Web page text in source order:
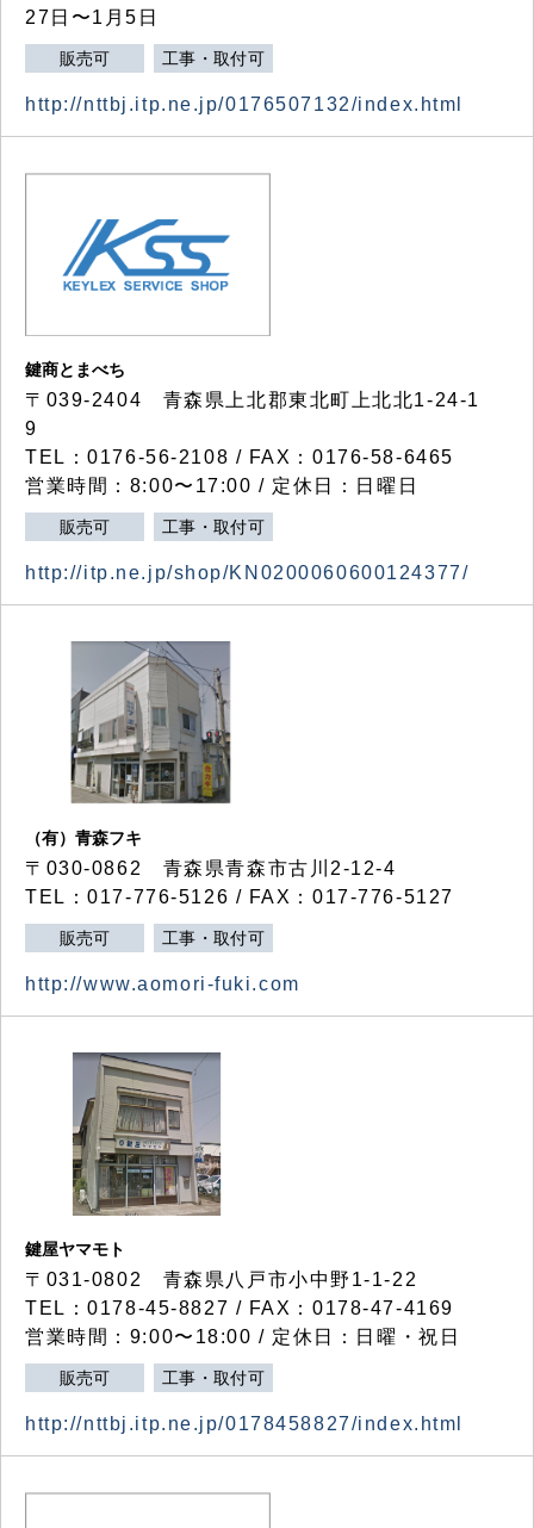
27日〜1月5日
販売可 工事・取付可
http://nttbj.itp.ne.jp/0176507132/index.html
鍵商とまべち
〒039-2404 青森県上北郡東北町上北北1-24-1
9
TEL：0176-56-2108 / FAX：0176-58-6465
営業時間：8:00〜17:00 / 定休日：日曜日
販売可 工事・取付可
http://itp.ne.jp/shop/KN0200060600124377/
（有）青森フキ
〒030-0862 青森県青森市古川2-12-4
TEL：017-776-5126 / FAX：017-776-5127
販売可 工事・取付可
http://www.aomori-fuki.com
鍵屋ヤマモト
〒031-0802 青森県八戸市小中野1-1-22
TEL：0178-45-8827 / FAX：0178-47-4169
営業時間：9:00〜18:00 / 定休日：日曜・祝日
販売可 工事・取付可
http://nttbj.itp.ne.jp/0178458827/index.html